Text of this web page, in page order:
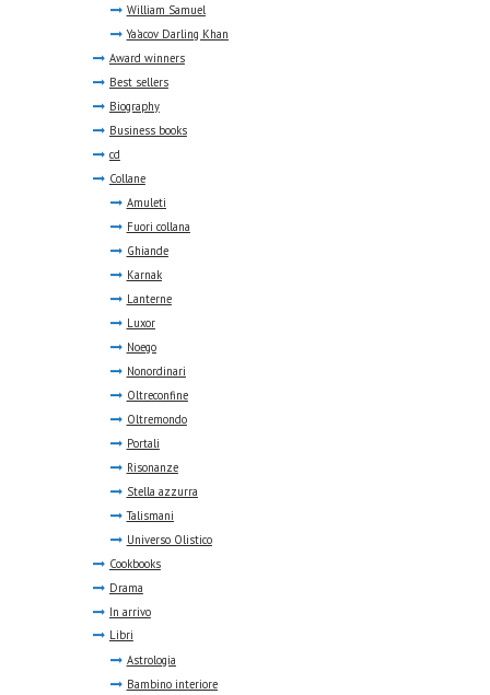
William Samuel
Ya'acov Darling Khan
Award winners
Best sellers
Biography
Business books
cd
Collane
Amuleti
Fuori collana
Ghiande
Karnak
Lanterne
Luxor
Noego
Nonordinari
Oltreconfine
Oltremondo
Portali
Risonanze
Stella azzurra
Talismani
Universo Olistico
Cookbooks
Drama
In arrivo
Libri
Astrologia
Bambino interiore